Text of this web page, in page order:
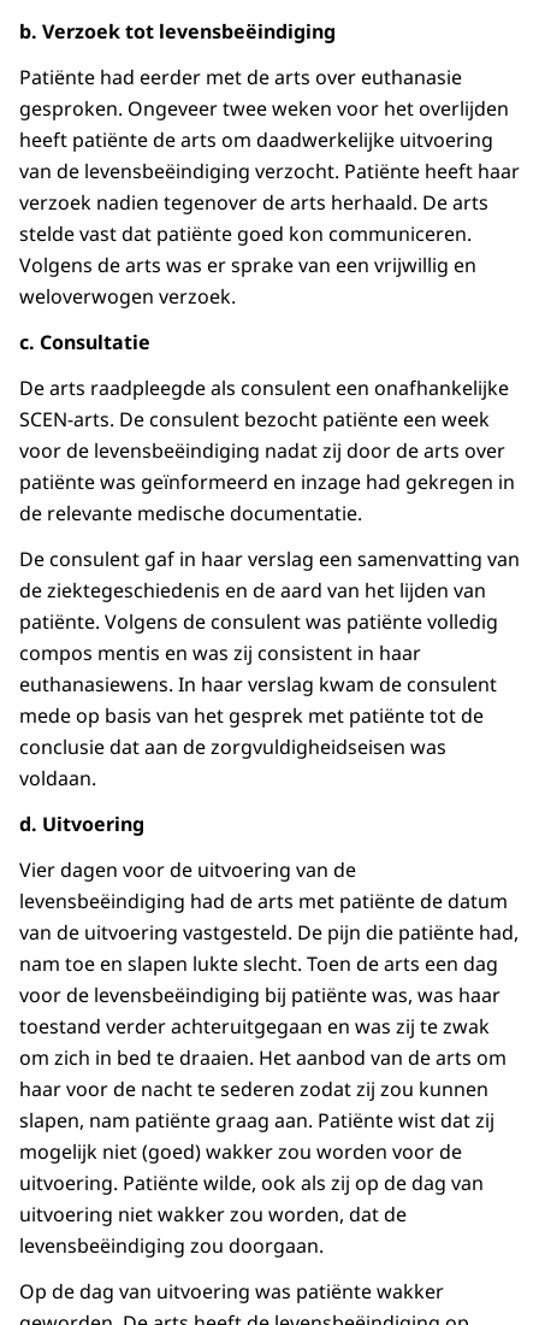
b. Verzoek tot levensbeëindiging
Patiënte had eerder met de arts over euthanasie
gesproken. Ongeveer twee weken voor het overlijden
heeft patiënte de arts om daadwerkelijke uitvoering
van de levensbeëindiging verzocht. Patiënte heeft haar
verzoek nadien tegenover de arts herhaald. De arts
stelde vast dat patiënte goed kon communiceren.
Volgens de arts was er sprake van een vrijwillig en
weloverwogen verzoek.
c. Consultatie
De arts raadpleegde als consulent een onafhankelijke
SCEN-arts. De consulent bezocht patiënte een week
voor de levensbeëindiging nadat zij door de arts over
patiënte was geïnformeerd en inzage had gekregen in
de relevante medische documentatie.
De consulent gaf in haar verslag een samenvatting van
de ziektegeschiedenis en de aard van het lijden van
patiënte. Volgens de consulent was patiënte volledig
compos mentis en was zij consistent in haar
euthanasiewens. In haar verslag kwam de consulent
mede op basis van het gesprek met patiënte tot de
conclusie dat aan de zorgvuldigheidseisen was
voldaan.
d. Uitvoering
Vier dagen voor de uitvoering van de
levensbeëindiging had de arts met patiënte de datum
van de uitvoering vastgesteld. De pijn die patiënte had,
nam toe en slapen lukte slecht. Toen de arts een dag
voor de levensbeëindiging bij patiënte was, was haar
toestand verder achteruitgegaan en was zij te zwak
om zich in bed te draaien. Het aanbod van de arts om
haar voor de nacht te sederen zodat zij zou kunnen
slapen, nam patiënte graag aan. Patiënte wist dat zij
mogelijk niet (goed) wakker zou worden voor de
uitvoering. Patiënte wilde, ook als zij op de dag van
uitvoering niet wakker zou worden, dat de
levensbeëindiging zou doorgaan.
Op de dag van uitvoering was patiënte wakker